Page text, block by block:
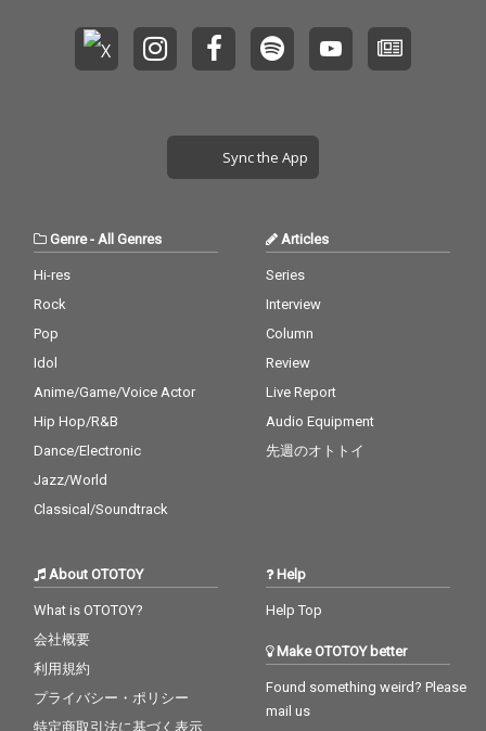
Sync the App
Genre- All Genres
Hi-res
Rock
Pop
Idol
Anime/Game/Voice Actor
Hip Hop/R&B
Dance/Electronic
Jazz/World
Classical/Soundtrack
Articles
Series
Interview
Column
Review
Live Report
Audio Equipment
先週のオトトイ
About OTOTOY
What is OTOTOY?
会社概要
利用規約
プライバシー・ポリシー
特定商取引法に基づく表示
Help
Help Top
Make OTOTOY better
Found something weird? Please
mail us